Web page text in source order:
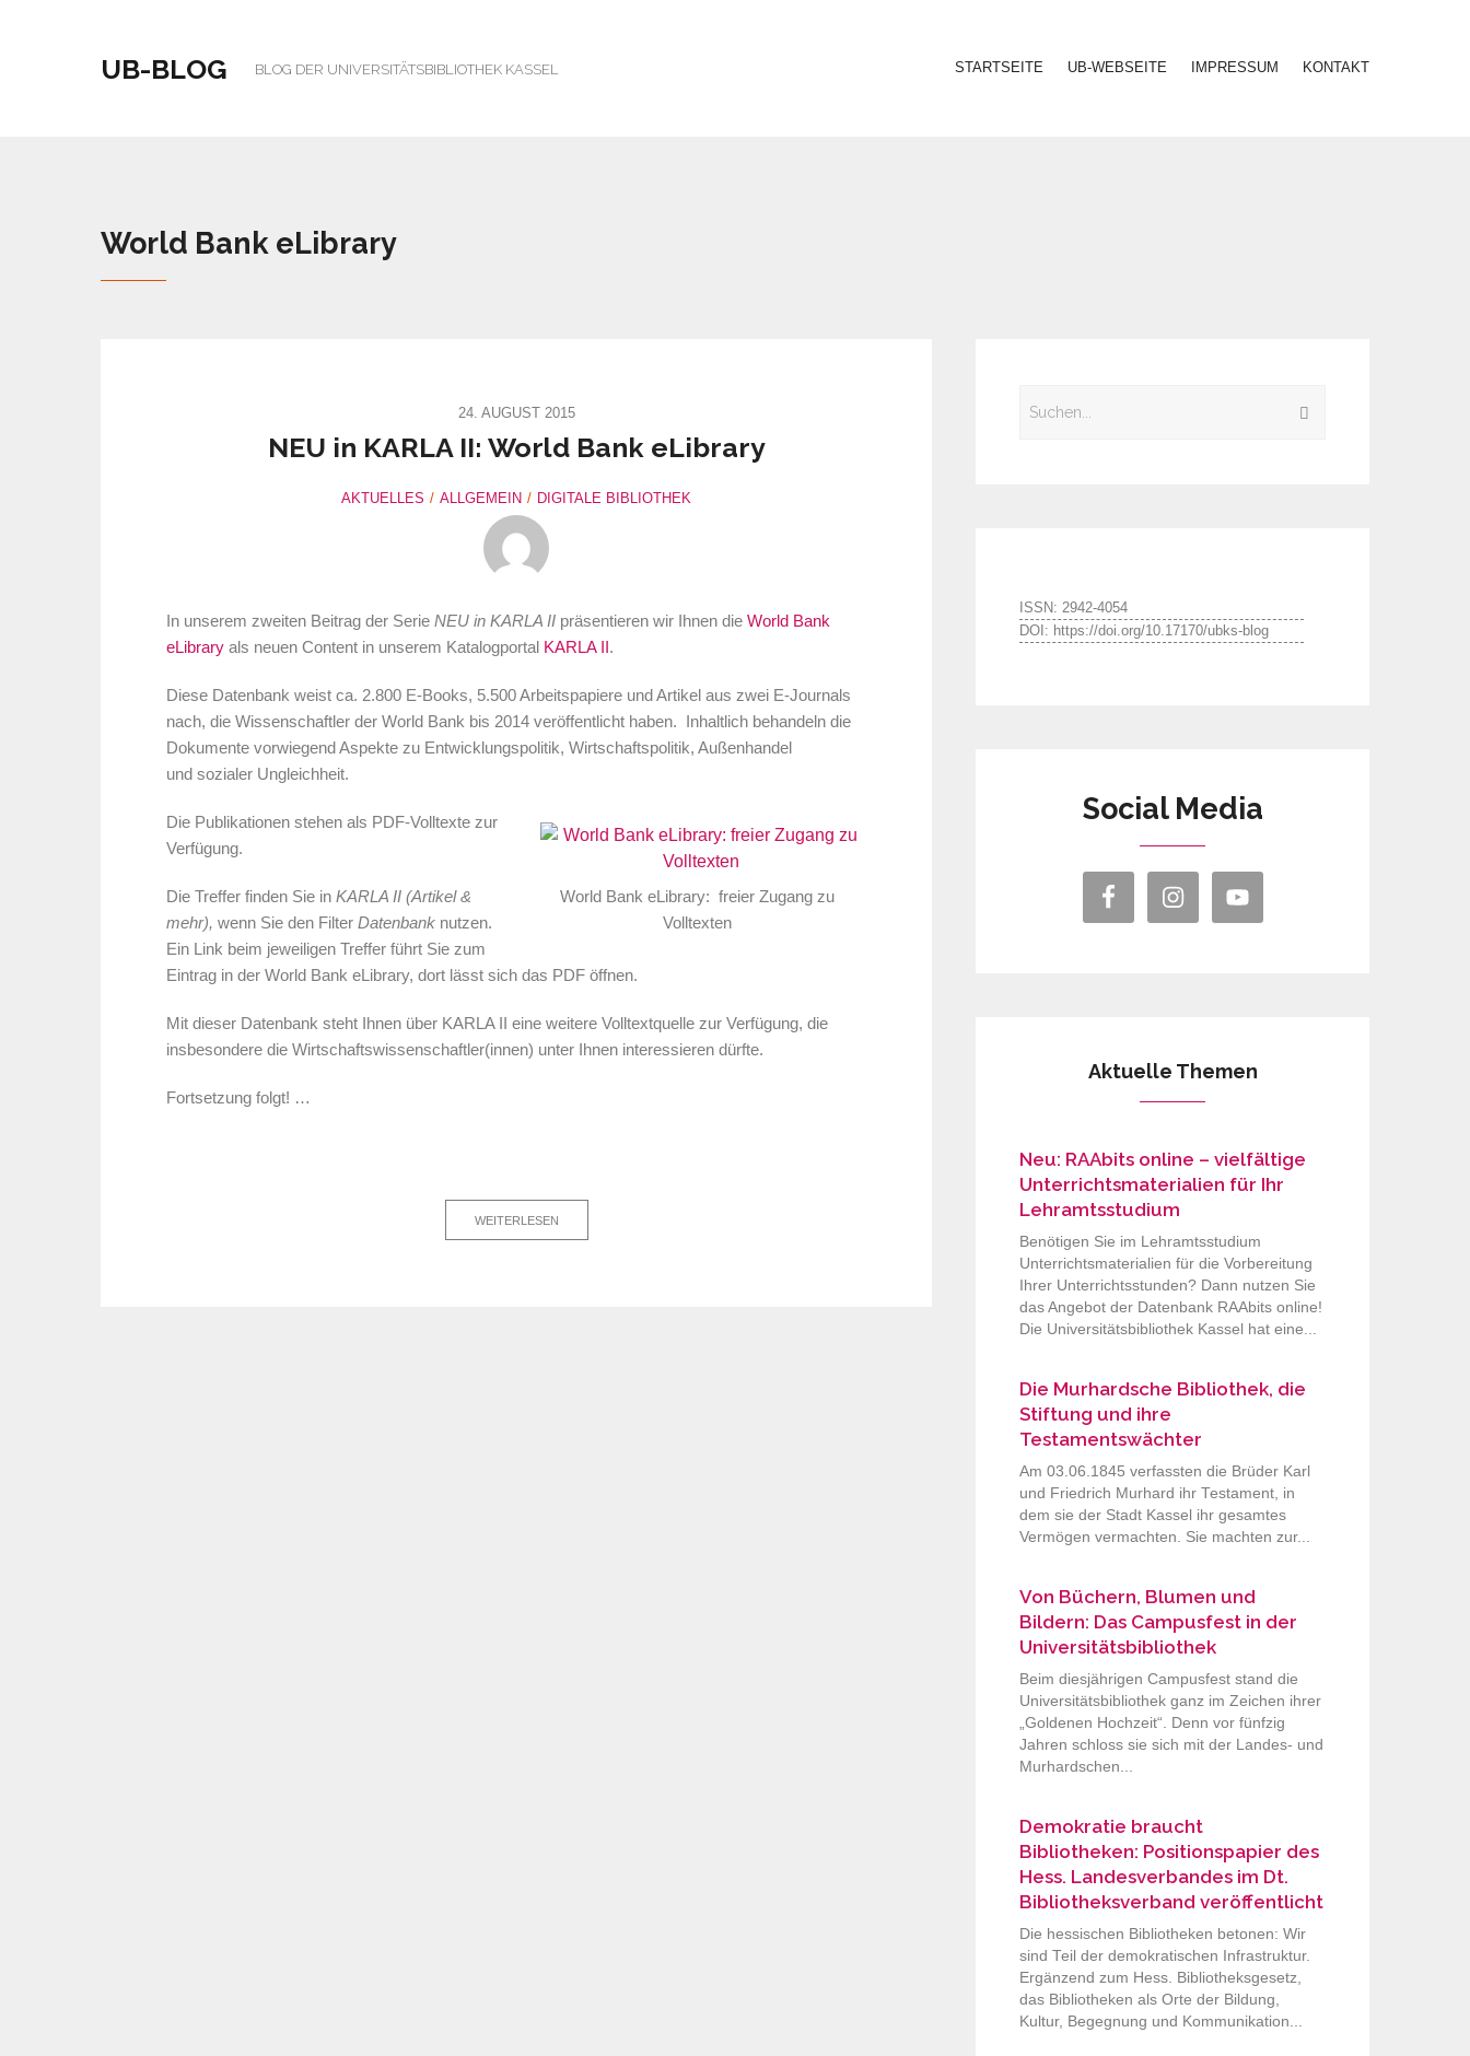
UB-BLOG BLOG DER UNIVERSITÄTSBIBLIOTHEK KASSEL STARTSEITE UB-WEBSEITE IMPRESSUM KONTAKT
World Bank eLibrary
24. AUGUST 2015
NEU in KARLA II: World Bank eLibrary
AKTUELLES ALLGEMEIN DIGITALE BIBLIOTHEK
In unserem zweiten Beitrag der Serie NEU in KARLA II präsentieren wir Ihnen die World Bank
eLibrary als neuen Content in unserem Katalogportal KARLA II .
Diese Datenbank weist ca. 2.800 E-Books, 5.500 Arbeitspapiere und Artikel aus zwei E-Journals
nach, die Wissenschaftler der World Bank bis 2014 veröffentlicht haben. Inhaltlich behandeln die
Dokumente vorwiegend Aspekte zu Entwicklungspolitik, Wirtschaftspolitik, Außenhandel
und sozialer Ungleichheit.
World Bank eLibrary: freier Zugang zu
Volltexten
Die Publikationen stehen als PDF-Volltexte zur
Verfügung.
Die Treffer finden Sie in KARLA II (Artikel &
mehr), wenn Sie den Filter Datenbank nutzen.
Ein Link beim jeweiligen Treffer führt Sie zum
Eintrag in der World Bank eLibrary, dort lässt sich das PDF öffnen.
Mit dieser Datenbank steht Ihnen über KARLA II eine weitere Volltextquelle zur Verfügung, die
insbesondere die Wirtschaftswissenschaftler(innen) unter Ihnen interessieren dürfte.
Fortsetzung folgt! …
WEITERLESEN
ISSN: 2942-4054
DOI: https://doi.org/10.17170/ubks-blog
Social Media
Aktuelle Themen
Neu: RAAbits online – vielfältige
Unterrichtsmaterialien für Ihr
Lehramtsstudium
Benötigen Sie im Lehramtsstudium
Unterrichtsmaterialien für die Vorbereitung
Ihrer Unterrichtsstunden? Dann nutzen Sie
das Angebot der Datenbank RAAbits online!
Die Universitätsbibliothek Kassel hat eine...
Die Murhardsche Bibliothek, die
Stiftung und ihre
Testamentswächter
Am 03.06.1845 verfassten die Brüder Karl
und Friedrich Murhard ihr Testament, in
dem sie der Stadt Kassel ihr gesamtes
Vermögen vermachten. Sie machten zur...
Von Büchern, Blumen und
Bildern: Das Campusfest in der
Universitätsbibliothek
Beim diesjährigen Campusfest stand die
Universitätsbibliothek ganz im Zeichen ihrer
„Goldenen Hochzeit“. Denn vor fünfzig
Jahren schloss sie sich mit der Landes- und
Murhardschen...
Demokratie braucht
Bibliotheken: Positionspapier des
Hess. Landesverbandes im Dt.
Bibliotheksverband veröffentlicht
Die hessischen Bibliotheken betonen: Wir
sind Teil der demokratischen Infrastruktur.
Ergänzend zum Hess. Bibliotheksgesetz,
das Bibliotheken als Orte der Bildung,
Kultur, Begegnung und Kommunikation...